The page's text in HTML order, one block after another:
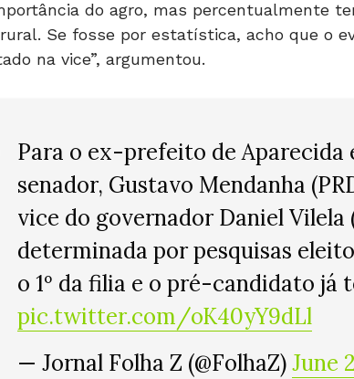
do agro, mas percentualmente
Se fosse por estatística, acho que o
na vice”, argumentou.
Para o ex-prefeito de
senador, Gustavo Mendanha
vice do governador Daniel Vilela
determinada por pesquisas
o 1º da filia e o pré-candidato já
pic.twitter.com/oK40yY9dLl
— Jornal Folha Z (@FolhaZ)June